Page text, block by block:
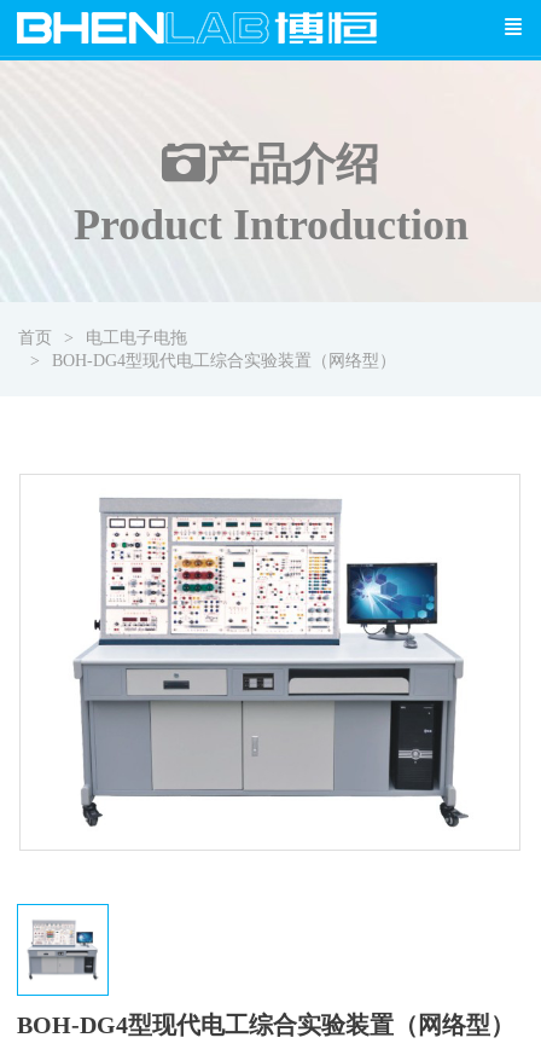
产品介绍
Product Introduction
首页
电工电子电拖
BOH-DG4型现代电工综合实验装置（网络型）
BOH-DG4型现代电工综合实验装置（网络型）